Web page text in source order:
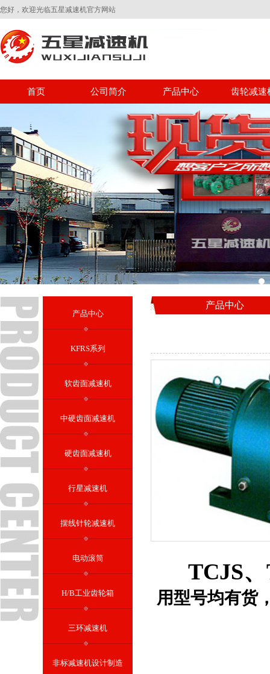
您好，欢迎光临五星减速机官方网站
首页 公司简介 产品中心 齿轮减速
产品中心
KFRS系列
软齿面减速机
中硬齿面减速机
硬齿面减速机
行星减速机
摆线针轮减速机
电动滚筒
H/B工业齿轮箱
三环减速机
非标减速机设计制造
产品中心
TCJS
用型号均有货